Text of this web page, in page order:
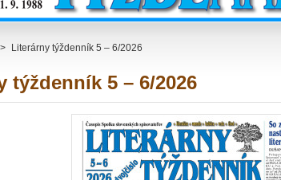
> Literárny týždenník 5 – 6/2026
týždenník 5 – 6/2026